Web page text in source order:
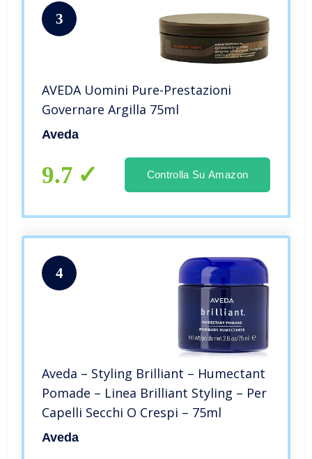
3
AVEDA Uomini Pure-Prestazioni
Governare Argilla 75ml
Aveda
9.7 Controlla Su Amazon
4
Aveda – Styling Brilliant – Humectant
Pomade – Linea Brilliant Styling – Per
Capelli Secchi O Crespi – 75ml
Aveda